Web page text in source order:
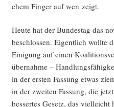
chem Fin­ger auf wen zeigt.
Heu­te hat der Bun­des­tag das
beschlos­sen. Eigent­lich woll­te
Eini­gung auf einen
über­nah­me –
in der ers­ten Fas­sung etwas
in der zwei­ten Fas­sung, die
bes­ser­tes Gesetz, das